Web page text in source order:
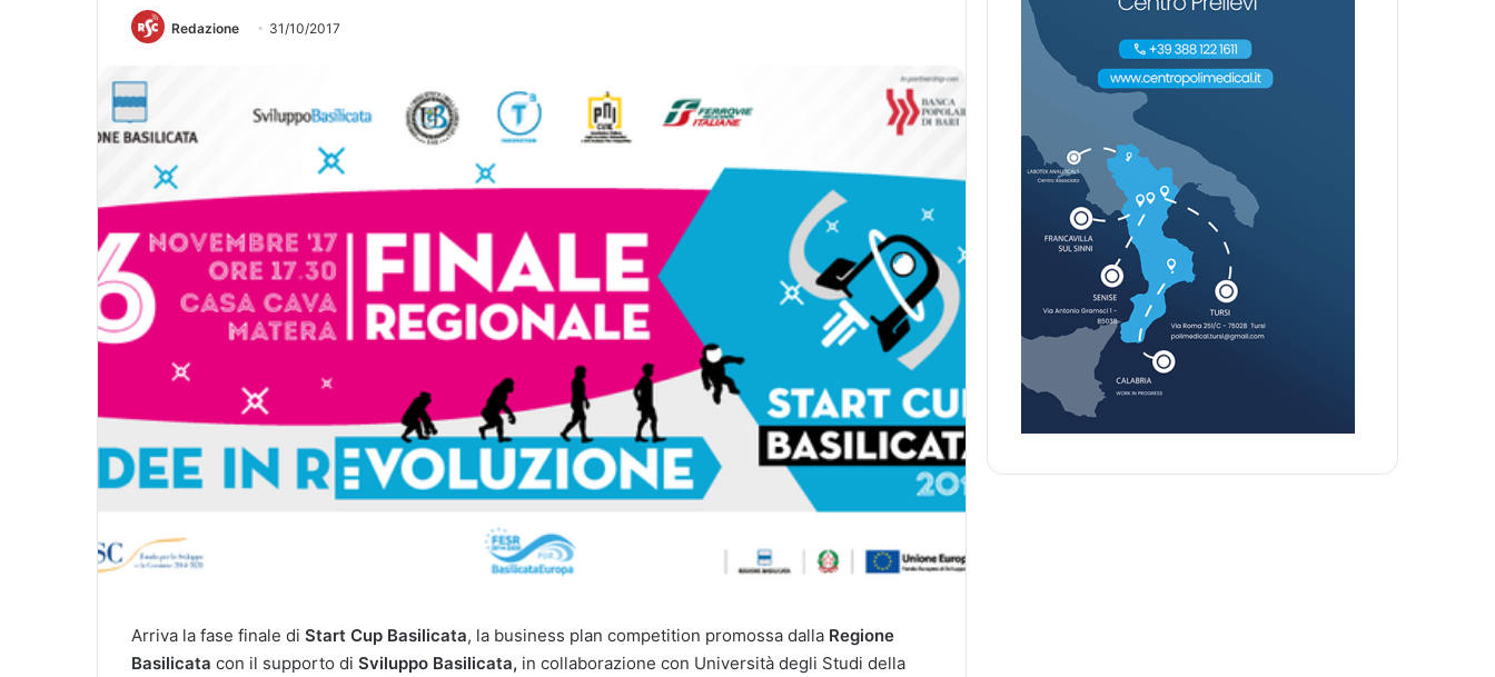
Redazione 31/10/2017
Arriva la fase finale di Start Cup Basilicata, la business plan competition promossa dalla Regione
Basilicata con il supporto di Sviluppo Basilicata, in collaborazione con Università degli Studi della